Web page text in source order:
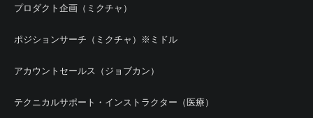
プロダクト企画（ミクチャ）
ポジションサーチ（ミクチャ）※ミドル
アカウントセールス（ジョブカン）
テクニカルサポート・インストラクター（医療）